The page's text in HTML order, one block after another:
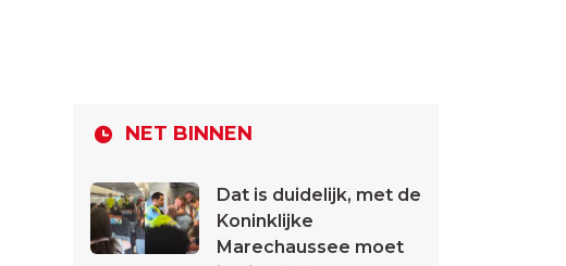
NET BINNEN
Dat is duidelijk, met de
Koninklijke
Marechaussee moet